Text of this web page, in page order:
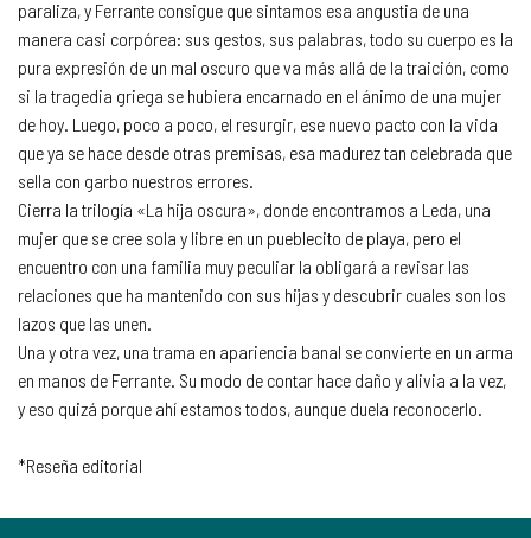
paraliza, y Ferrante consigue que sintamos esa angustia de una
manera casi corpórea: sus gestos, sus palabras, todo su cuerpo es la
pura expresión de un mal oscuro que va más allá de la traición, como
si la tragedia griega se hubiera encarnado en el ánimo de una mujer
de hoy. Luego, poco a poco, el resurgir, ese nuevo pacto con la vida
que ya se hace desde otras premisas, esa madurez tan celebrada que
sella con garbo nuestros errores.
Cierra la trilogía «La hija oscura», donde encontramos a Leda, una
mujer que se cree sola y libre en un pueblecito de playa, pero el
encuentro con una familia muy peculiar la obligará a revisar las
relaciones que ha mantenido con sus hijas y descubrir cuales son los
lazos que las unen.
Una y otra vez, una trama en apariencia banal se convierte en un arma
en manos de Ferrante. Su modo de contar hace daño y alivia a la vez,
y eso quizá porque ahí estamos todos, aunque duela reconocerlo.
*Reseña editorial